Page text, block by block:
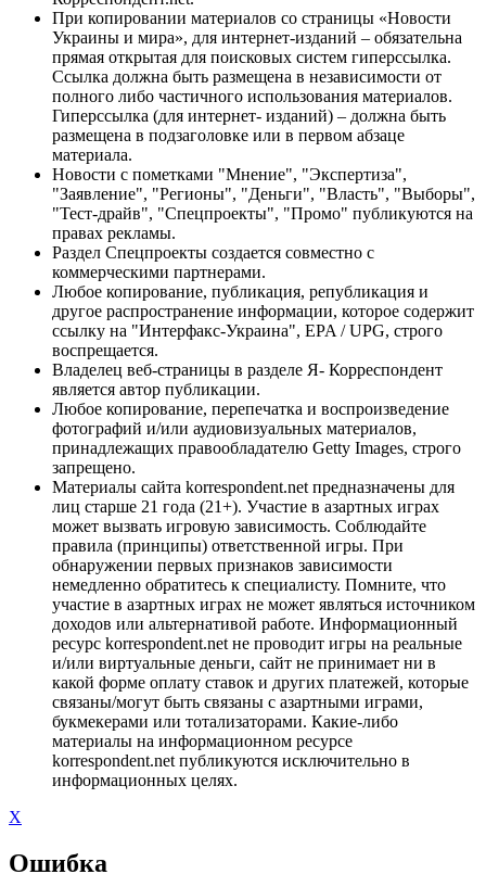
При копировании материалов со страницы «Новости
Украины и мира», для интернет-изданий – обязательна
прямая открытая для поисковых систем гиперссылка.
Ссылка должна быть размещена в независимости от
полного либо частичного использования материалов.
Гиперссылка (для интернет- изданий) – должна быть
размещена в подзаголовке или в первом абзаце
материала.
Новости с пометками "Мнение", "Экспертиза",
"Заявление", "Регионы", "Деньги", "Власть", "Выборы",
"Тест-драйв", "Спецпроекты", "Промо" публикуются на
правах рекламы.
Раздел Спецпроекты создается совместно с
коммерческими партнерами.
Любое копирование, публикация, републикация и
другое распространение информации, которое содержит
ссылку на "Интерфакс-Украина", EPA / UPG, строго
воспрещается.
Владелец веб-страницы в разделе Я- Корреспондент
является автор публикации.
Любое копирование, перепечатка и воспроизведение
фотографий и/или аудиовизуальных материалов,
принадлежащих правообладателю Getty Images, строго
запрещено.
Материалы сайта korrespondent.net предназначены для
лиц старше 21 года (21+). Участие в азартных играх
может вызвать игровую зависимость. Соблюдайте
правила (принципы) ответственной игры. При
обнаружении первых признаков зависимости
немедленно обратитесь к специалисту. Помните, что
участие в азартных играх не может являться источником
доходов или альтернативой работе. Информационный
ресурс korrespondent.net не проводит игры на реальные
и/или виртуальные деньги, сайт не принимает ни в
какой форме оплату ставок и других платежей, которые
связаны/могут быть связаны с азартными играми,
букмекерами или тотализаторами. Какие-либо
материалы на информационном ресурсе
korrespondent.net публикуются исключительно в
информационных целях.
X
Ошибка